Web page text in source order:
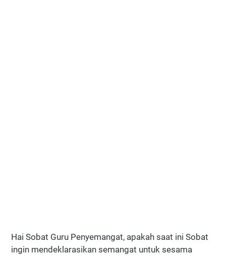
Hai Sobat Guru Penyemangat, apakah saat ini Sobat
ingin mendeklarasikan semangat untuk sesama